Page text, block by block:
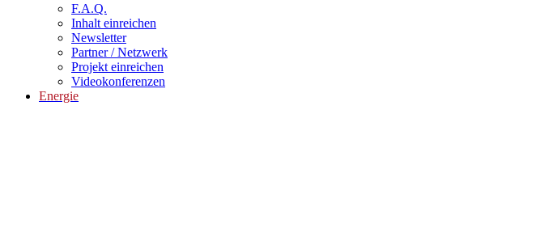
F.A.Q.
Inhalt einreichen
Newsletter
Partner / Netzwerk
Projekt einreichen
Videokonferenzen
Energie